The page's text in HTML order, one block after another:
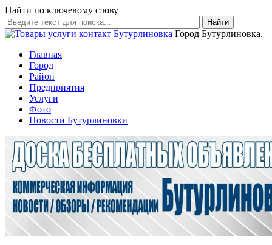
Найти по ключевому слову
Найти
Город Бутурлиновка.
Главная
Город
Район
Предприятия
Услуги
Фото
Новости Бутурлиновки